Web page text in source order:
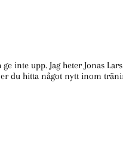
inte upp. Jag heter Jonas
du hitta något nytt inom